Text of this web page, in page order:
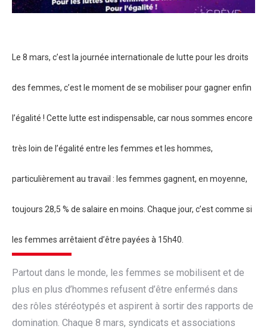
Le 8 mars, c’est la journée internationale de lutte pour les droits
des femmes, c’est le moment de se mobiliser pour gagner enfin
l’égalité ! Cette lutte est indispensable, car nous sommes encore
très loin de l’égalité entre les femmes et les hommes,
particulièrement au travail : les femmes gagnent, en moyenne,
toujours 28,5 % de salaire en moins. Chaque jour, c’est comme si
les femmes arrêtaient d’être payées à 15h40.
Partout dans le monde, les femmes se mobilisent et de
plus en plus d’hommes refusent d’être enfermés dans
des rôles stéréotypés et aspirent à sortir des rapports de
domination. Chaque 8 mars, syndicats et associations